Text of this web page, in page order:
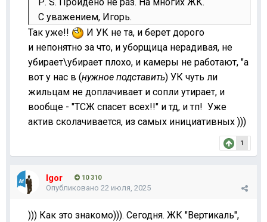
С уважением, Игорь.
Так уже!!
И УК не та, и берет дорого
и непонятно за что, и уборщица нерадивая, не
убирает\убирает плохо, и камеры не работают, "а
вот у нас в (нужное подставить) УК чуть ли
жильцам не доплачивает и сопли утирает, и
вообще - "ТСЖ спасет всех!!" и тд, и тп! Уже
актив сколачивается, из самых инициативных )))
1
Igor 10 310
Опубликовано 22 июля, 2025
))) Как это знакомо))). Сегодня. ЖК "Вертикаль",